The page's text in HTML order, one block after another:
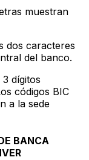
muestran
dos caracteres
del banco.
3 dígitos
códigos BIC
a la sede
BANCA